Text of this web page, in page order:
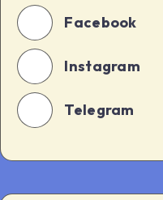
Facebook
Instagram
Telegram